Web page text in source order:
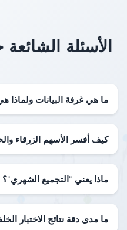
الأسئلة
ما هي غرفة البيانات ولماذا
كيف أفسر الأسهم الزرقاء
ماذا يعني "التجميع الشهري"؟
ما مدى دقة نتائج الاختبار